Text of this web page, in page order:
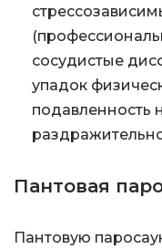
сосудистые
упадок
подавленность
Пантовая
Пантовую